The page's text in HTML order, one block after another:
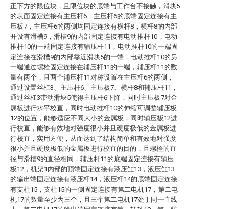
正下方的限位块，且限位块的底端与工作台不接触，滑块5
的表面固定连接有主压杆6，主压杆6的底端固定连接有主
压板7，主压杆6的两侧均固定连接有横杆8，横杆8的内部
开设有滑槽9，滑槽9的内部固定连接有电动推杆10，电动
推杆10的一端固定连接有辅压杆11，电动推杆10的一端固
定连接在滑槽9的内部靠近滑块5的一端，电动推杆10的另
一端通过螺栓固定连接在辅压杆11的一端，辅压杆11的数
量有两个，且两个辅压杆11对称设置在主压杆6的两侧，
通过设置丝杠3、主压杆6、主压板7、横杆8和辅压杆11，
通过丝杠3带动滑块5使得主压杆6下降，同时主压板7对金
属板进行水平校直，同时电动推杆10的伸缩可调整辅压板
12的位置，能够适应不同大小的金属板，同时辅压板12进
行校直，能够有效地对强度很小并且硬度极低的金属板进
行校直，实用方便，从而达到了结构简单和有效地对强度
很小并且硬度极低的金属板进行校直的目的，且螺栓的直
径与滑槽9的直径相同，辅压杆11的底端固定连接有辅压
板12，机架1内部的顶端固定连接有液压缸13，液压缸13
的输出端固定连接有液压杆14，液压杆14的底端固定连接
有支柱15，支柱15的一侧固定连接有第二电机17，第二电
机17的数量至少为三个，且三个第二电机17处于同一直线